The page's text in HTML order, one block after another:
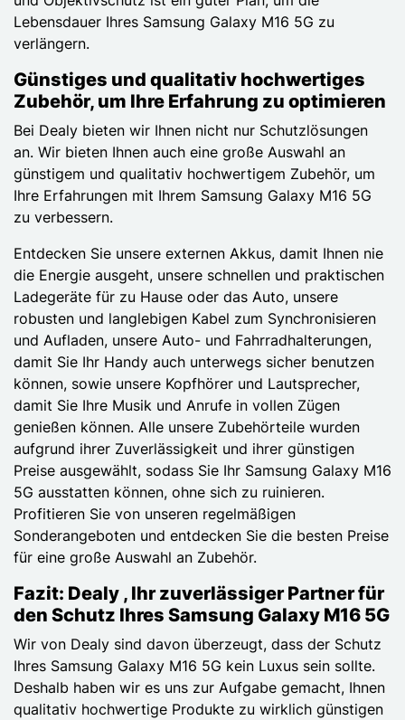
Lebensdauer Ihres Samsung Galaxy M16 5G zu
verlängern.
Günstiges und qualitativ hochwertiges
Zubehör, um Ihre Erfahrung zu optimieren
Bei Dealy bieten wir Ihnen nicht nur Schutzlösungen
an. Wir bieten Ihnen auch eine große Auswahl an
günstigem und qualitativ hochwertigem Zubehör, um
Ihre Erfahrungen mit Ihrem Samsung Galaxy M16 5G
zu verbessern.
Entdecken Sie unsere externen Akkus, damit Ihnen nie
die Energie ausgeht, unsere schnellen und praktischen
Ladegeräte für zu Hause oder das Auto, unsere
robusten und langlebigen Kabel zum Synchronisieren
und Aufladen, unsere Auto- und Fahrradhalterungen,
damit Sie Ihr Handy auch unterwegs sicher benutzen
können, sowie unsere Kopfhörer und Lautsprecher,
damit Sie Ihre Musik und Anrufe in vollen Zügen
genießen können. Alle unsere Zubehörteile wurden
aufgrund ihrer Zuverlässigkeit und ihrer günstigen
Preise ausgewählt, sodass Sie Ihr Samsung Galaxy M16
5G ausstatten können, ohne sich zu ruinieren.
Profitieren Sie von unseren regelmäßigen
Sonderangeboten und entdecken Sie die besten Preise
für eine große Auswahl an Zubehör.
Fazit: Dealy , Ihr zuverlässiger Partner für
den Schutz Ihres Samsung Galaxy M16 5G
Wir von Dealy sind davon überzeugt, dass der Schutz
Ihres Samsung Galaxy M16 5G kein Luxus sein sollte.
Deshalb haben wir es uns zur Aufgabe gemacht, Ihnen
qualitativ hochwertige Produkte zu wirklich günstigen